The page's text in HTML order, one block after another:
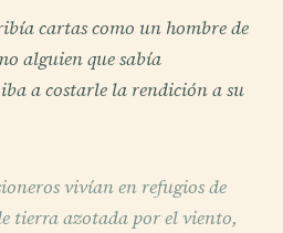
cartas como un hombre de
alguien que sabía
a costarle la rendición a su
vivían en refugios de
tierra azotada por el viento,